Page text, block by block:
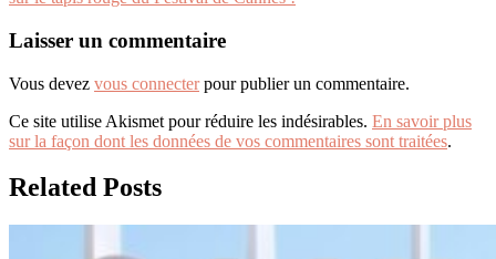
Laisser un commentaire
Vous devez vous connecterpour publier un commentaire.
Ce site utilise Akismet pour réduire les indésirables. En savoir plus
sur la façon dont les données de vos commentaires sont traitées.
Related Posts